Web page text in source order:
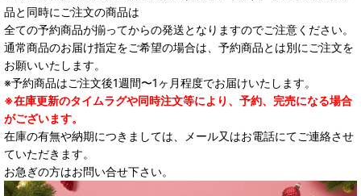
品と同時にご注文の商品は
全ての予約商品が揃ってからの発送となりますのでご注意ください。
通常商品のお届け指定をご希望の場合は、予約商品とは別にご注文を
お願いいたします。
※予約商品はご注文後1週間〜1ヶ月程度でお届けいたします。
※在庫更新のタイムラグや同時注文等により、予約、完売になる場合
がございます。
在庫の有無や納期につきましては、メール又はお電話にてご連絡させ
ていただきます。
お急ぎの方はお問い合せ下さい。